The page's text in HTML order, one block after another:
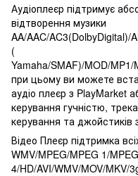
Аудіоплеєр підтримує
відтворення музики
AA/AAC/AC3(DolbyDigital)/
(
Yamaha/SMAF)/MOD/MP1/
при цьому ви можете
аудіо плеєр з PlayMarket
керування гучністю,
керування та джойстиків
Відео Плеєр підтримка
WMV/MPEG/MPEG 1/
4/HD/AVI/WMV/MOV/MKV/